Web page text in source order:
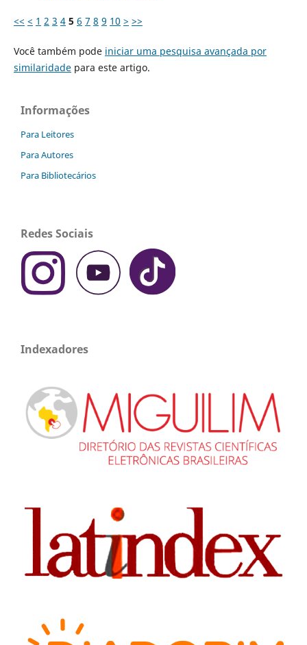
<< < 1 2 3 4 5 6 7 8 9 10 > >>
Você também pode iniciar uma pesquisa avançada por
similaridadepara este artigo.
Informações
Para Leitores
Para Autores
Para Bibliotecários
Redes Sociais
Indexadores